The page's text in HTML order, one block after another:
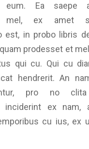
eum. Ea saepe
mel, ex amet
est, in probo libris
prodesset et
qui cu. Qui cu
hendrerit. An
pro no
inciderint ex nam,
cu ius, ex